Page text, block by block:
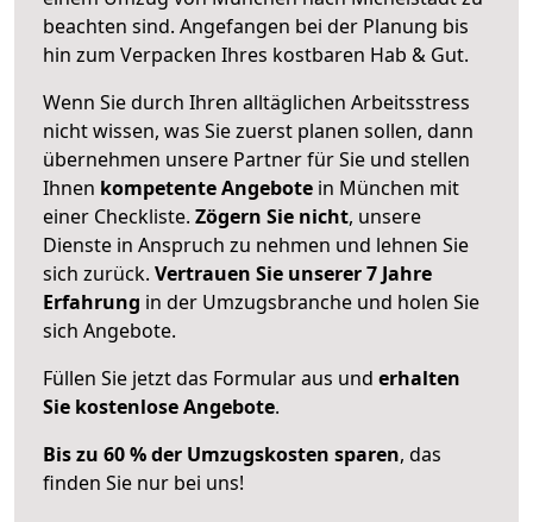
beachten sind. Angefangen bei der Planung bis
hin zum Verpacken Ihres kostbaren Hab & Gut.
Wenn Sie durch Ihren alltäglichen Arbeitsstress
nicht wissen, was Sie zuerst planen sollen, dann
übernehmen unsere Partner für Sie und stellen
Ihnen kompetente Angebote in München mit
einer Checkliste. Zögern Sie nicht, unsere
Dienste in Anspruch zu nehmen und lehnen Sie
sich zurück. Vertrauen Sie unserer 7 Jahre
Erfahrung in der Umzugsbranche und holen Sie
sich Angebote.
Füllen Sie jetzt das Formular aus und erhalten
Sie kostenlose Angebote.
Bis zu 60 % der Umzugskosten sparen, das
finden Sie nur bei uns!